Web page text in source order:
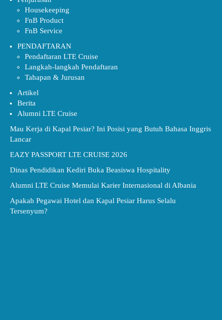
Housekeeping
FnB Product
FnB Service
PENDAFTARAN
Pendaftaran LTE Cruise
Langkah-langkah Pendaftaran
Tahapan & Jurusan
Artikel
Berita
Alumni LTE Cruise
Mau Kerja di Kapal Pesiar? Ini Posisi yang Butuh Bahasa Inggris
Lancar
EAZY PASSPORT LTE CRUISE 2026
Dinas Pendidikan Kediri Buka Beasiswa Hospitality
Alumni LTE Cruise Memulai Karier Internasional di Albania
Apakah Pegawai Hotel dan Kapal Pesiar Harus Selalu
Tersenyum?